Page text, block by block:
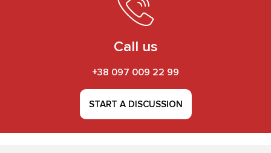
Call us
+38 097 009 22 99
START A DISCUSSION